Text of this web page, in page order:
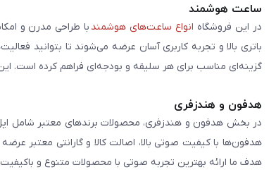
ساعت هوشمند
در این فروشگاه انواع ساعت‌های هوشمند با طراحی مدرن و
باتری بالا و تجربه کاربری آسان عرضه می‌شوند تا بتوانید
گزینه‌ای مناسب برای هر سلیقه و بودجه‌ای فراهم کرده است. این
هدفون و هندزفری
در بخش هدفون و هندزفری، محصولات برندهای معتبر شامل اپل،
هدفون‌ها با کیفیت صوتی بالا، اصالت کالا و گارانتی معتبر
هدف ما ارائه بهترین تجربه صوتی با محصولات متنوع و